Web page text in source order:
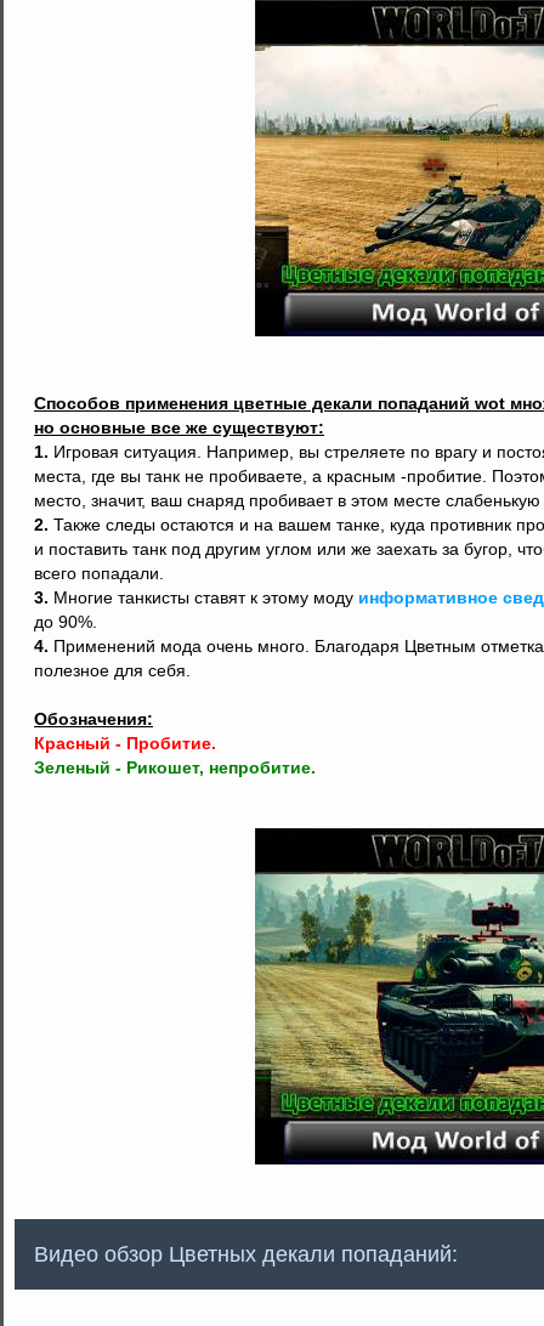
Способов применения цветные декали попаданий wot
но основные все же существуют:
1. Игровая ситуация. Например, вы стреляете по врагу и
места, где вы танк не пробиваете, а красным -пробитие.
место, значит, ваш снаряд пробивает в этом месте
2. Также следы остаются и на вашем танке, куда противник
и поставить танк под другим углом или же заехать за бугор,
всего попадали.
3. Многие танкисты ставят к этому моду информативное
до 90%.
4. Применений мода очень много. Благодаря Цветным
полезное для себя.
Обозначения:
Красный - Пробитие.
Зеленый - Рикошет, непробитие.
Видео обзор Цветных декали попаданий: